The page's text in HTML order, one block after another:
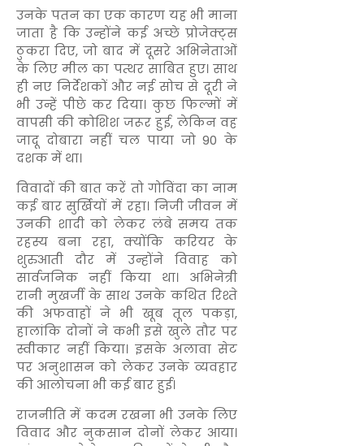
उनके पतन का एक कारण यह भी माना
जाता है कि उन्होंने कई अच्छे प्रोजेक्ट्स
ठुकरा दिए, जो बाद में दूसरे अभिनेताओं
के लिए मील का पत्थर साबित हुए। साथ
ही नए निर्देशकों और नई सोच से दूरी ने
भी उन्हें पीछे कर दिया। कुछ फिल्मों में
वापसी की कोशिश जरूर हुई, लेकिन वह
जादू दोबारा नहीं चल पाया जो 90 के
दशक में था।
विवादों की बात करें तो गोविंदा का नाम
कई बार सुर्खियों में रहा। निजी जीवन में
उनकी शादी को लेकर लंबे समय तक
रहस्य बना रहा, क्योंकि करियर के
शुरुआती दौर में उन्होंने विवाह को
सार्वजनिक नहीं किया था। अभिनेत्री
रानी मुखर्जी के साथ उनके कथित रिश्ते
की अफवाहों ने भी खूब तूल पकड़ा,
हालांकि दोनों ने कभी इसे खुले तौर पर
स्वीकार नहीं किया। इसके अलावा सेट
पर अनुशासन को लेकर उनके व्यवहार
की आलोचना भी कई बार हुई।
राजनीति में कदम रखना भी उनके लिए
विवाद और नुकसान दोनों लेकर आया।